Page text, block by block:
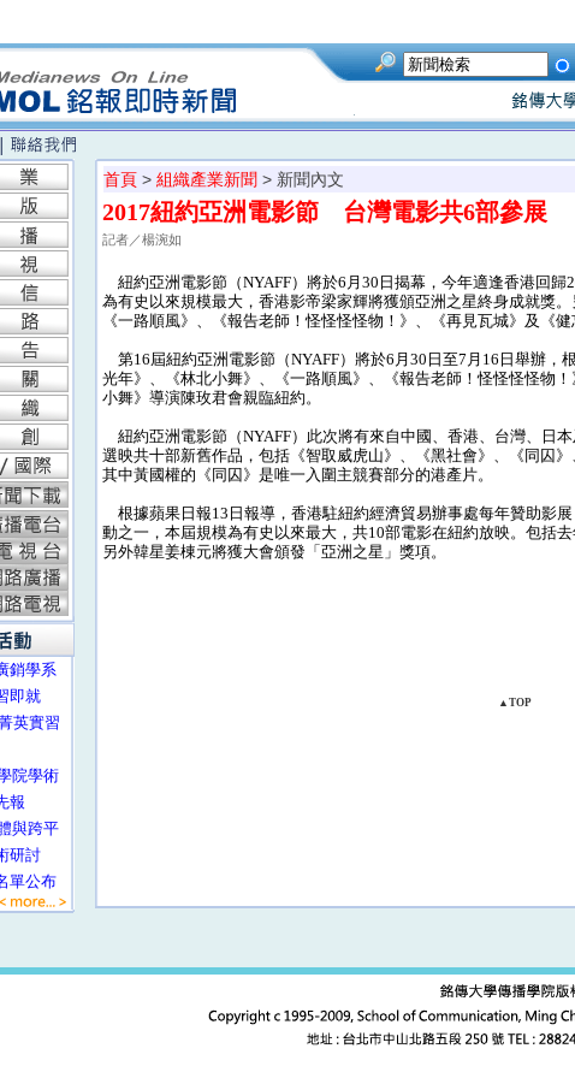
銷學系
即就
英實習
院學術
報
與跨平
研討
單公布
首頁 > 組織產業新聞 > 新聞內文
2017紐約亞洲電影節 台灣電影共6部參展
記者／楊涴如
紐約亞洲電影節（NYAFF）將於6月30日揭幕，今年適逢香港回歸
為有史以來規模最大，香港影帝梁家輝將獲頒亞洲之星終身成就獎
《一路順風》、《報告老師！怪怪怪怪物！》、《再見瓦城》及《健
第16屆紐約亞洲電影節（NYAFF）將於6月30日至7月16日舉辦，
光年》、《林北小舞》、《一路順風》、《報告老師！怪怪怪怪物
小舞》導演陳玫君會親臨紐約。
紐約亞洲電影節（NYAFF）此次將有來自中國、香港、台灣、日
選映共十部新舊作品，包括《智取威虎山》、《黑社會》、《同囚
其中黃國權的《同囚》是唯一入圍主競賽部分的港產片。
根據蘋果日報13日報導，香港駐紐約經濟貿易辦事處每年贊助影展
動之一，本屆規模為有史以來最大，共10部電影在紐約放映。包括
另外韓星姜棟元將獲大會頒發「亞洲之星」獎項。
▲TOP